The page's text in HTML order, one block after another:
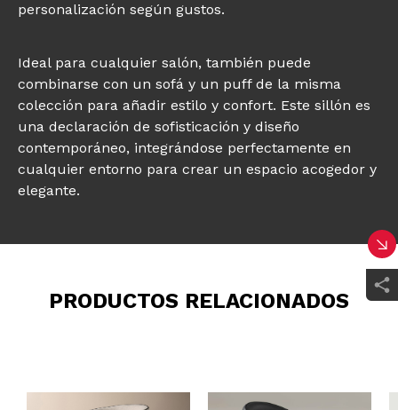
personalización según gustos.
Ideal para cualquier salón, también puede
combinarse con un sofá y un puff de la misma
colección para añadir estilo y confort. Este sillón es
una declaración de sofisticación y diseño
contemporáneo, integrándose perfectamente en
cualquier entorno para crear un espacio acogedor y
elegante.
PRODUCTOS RELACIONADOS